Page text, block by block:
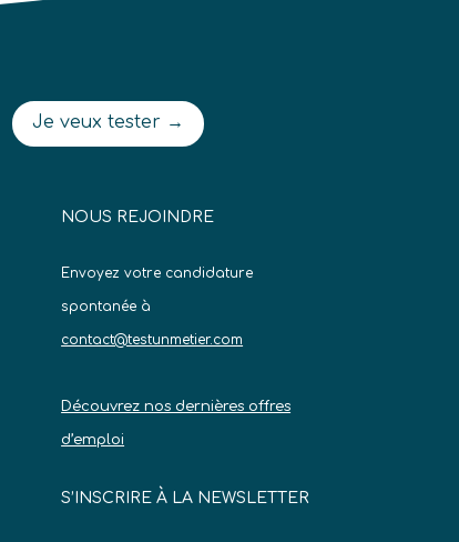
Je veux tester →
NOUS REJOINDRE
Envoyez votre candidature
spontanée à
contact@testunmetier.com
Découvrez nos dernières offres
d’emploi
S’INSCRIRE À LA NEWSLETTER